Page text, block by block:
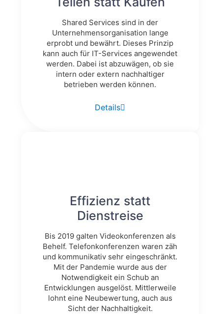
Shared Services sind in der
Unternehmensorganisation lange
erprobt und bewährt. Dieses Prinzip
kann auch für IT-Services angewendet
werden. Dabei ist abzuwägen, ob sie
intern oder extern nachhaltiger
betrieben werden können.
Details
Effizienz statt
Dienstreise
Bis 2019 galten Videokonferenzen als
Behelf. Telefonkonferenzen waren zäh
und kommunikativ sehr eingeschränkt.
Mit der Pandemie wurde aus der
Notwendigkeit ein Schub an
Entwicklungen ausgelöst. Mittlerweile
lohnt eine Neubewertung, auch aus
Sicht der Nachhaltigkeit.